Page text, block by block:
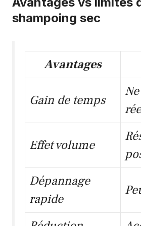
shampoing sec
Avantages
Gain de temps
Effet volume
Dépannage
rapide